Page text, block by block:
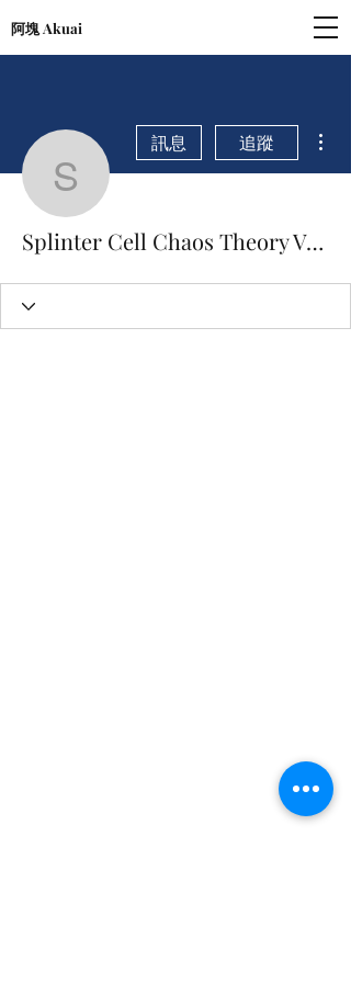
阿塊 Akuai
Splinter Cell
訊息 追蹤
Splinter Cell Chaos Theory Versus Download